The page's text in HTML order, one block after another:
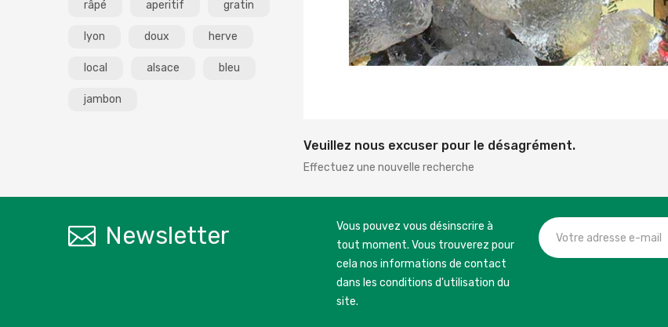
râpé aperitif gratin
lyon doux herve
local alsace bleu
jambon
Veuillez nous excuser pour le désagrément.
Effectuez une nouvelle recherche
Newsletter
Vous pouvez vous désinscrire à
tout moment. Vous trouverez pour
cela nos informations de contact
dans les conditions d'utilisation du
site.